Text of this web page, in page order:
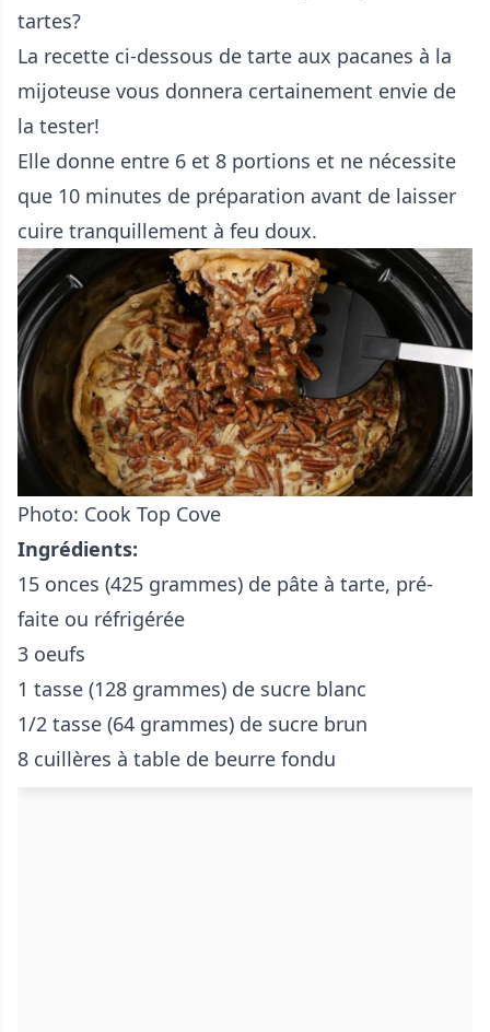
tartes?
La recette ci-dessous de tarte aux pacanes à la
mijoteuse vous donnera certainement envie de
la tester!
Elle donne entre 6 et 8 portions et ne nécessite
que 10 minutes de préparation avant de laisser
cuire tranquillement à feu doux.
Photo: Cook Top Cove
Ingrédients:
15 onces (425 grammes) de pâte à tarte, pré-
faite ou réfrigérée
3 oeufs
1 tasse (128 grammes) de sucre blanc
1/2 tasse (64 grammes) de sucre brun
8 cuillères à table de beurre fondu